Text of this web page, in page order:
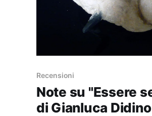
Recensioni
Note su "Essere
di Gianluca Didino